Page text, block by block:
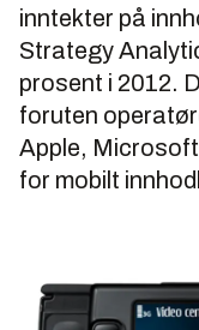
inntekter på
Strategy
prosent i 2012.
foruten
Apple,
for mobilt